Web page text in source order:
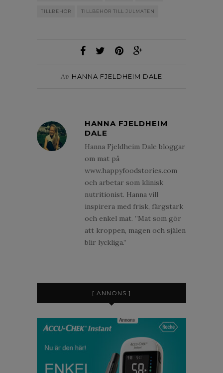
TILLBEHÖR TILLBEHÖR TILL JULMATEN
Av HANNA FJELDHEIM DALE
HANNA FJELDHEIM
DALE
Hanna Fjeldheim Dale bloggar
om mat på
www.happyfoodstories.com
och arbetar som klinisk
nutritionist. Hanna vill
inspirera med frisk, färgstark
och enkel mat. ”Mat som gör
att kroppen, magen och själen
blir lyckliga.”
[ ANNONS ]